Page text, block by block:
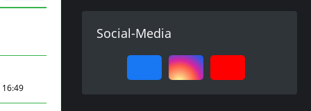
16:49
Social-Media